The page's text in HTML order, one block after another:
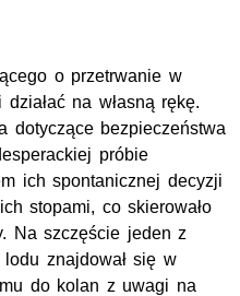
o przetrwanie w
na własną rękę.
dotyczące bezpieczeństwa
próbie
ich spontanicznej decyzji
stopami, co skierowało
Na szczęście jeden z
lodu znajdował się w
do kolan z uwagi na